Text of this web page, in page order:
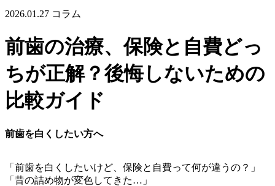
2026.01.27 コラム
前歯の治療、保険と自費どっ
ちが正解？後悔しないための
比較ガイド
前歯を白くしたい方へ
「前歯を白くしたいけど、保険と自費って何が違うの？」
「昔の詰め物が変色してきた…」